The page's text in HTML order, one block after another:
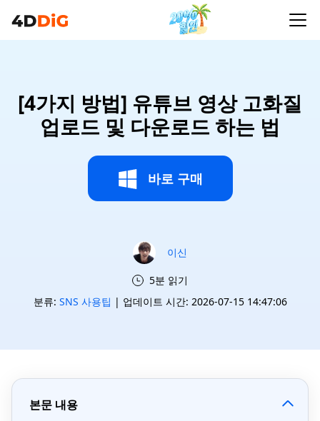
[4가지 방법] 유튜브 영상 고화질
업로드 및 다운로드 하는 법
바로 구매
이신
5분 읽기
분류: SNS 사용팁 | 업데이트 시간: 2026-07-15 14:47:06
본문 내용